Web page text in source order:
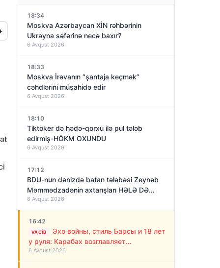
18:34
Moskva Azərbaycan XİN rəhbərinin
Ukrayna səfərinə necə baxır?
6 Avqust 2026
18:33
Moskva İrəvanın “şantaja keçmək”
cəhdlərini müşahidə edir
6 Avqust 2026
18:10
Tiktoker də hədə-qorxu ilə pul tələb
edirmiş-HÖKM OXUNDU
6 Avqust 2026
17:12
BDU-nun dənizdə batan tələbəsi Zeynəb
Məmmədzadənin axtarışları HƏLƏ DƏ
NƏTİCƏSİZ QALIB!
6 Avqust 2026
16:42
VACIB
Эхо войны, стиль Барсы и 18 лет
у руля: Карабах возглавляет
“азербайджанский Алекс Фергюсон”
6 Avqust 2026